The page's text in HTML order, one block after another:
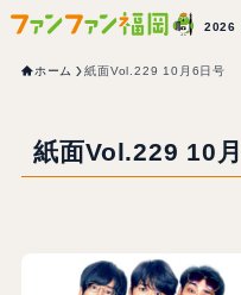
2026
ホーム 紙面Vol.229 10月6日号
紙面Vol.229 10